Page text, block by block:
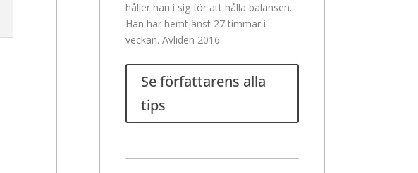
håller han i sig för att hålla balansen.
Han har hemtjänst 27 timmar i
veckan. Avliden 2016.
Se författarens alla
tips